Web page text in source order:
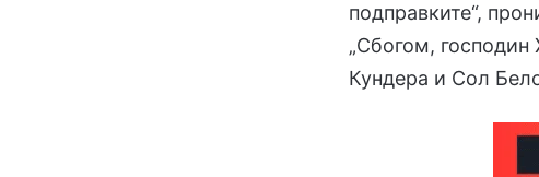
подправките“,
„Сбогом,
Кундера и Сол